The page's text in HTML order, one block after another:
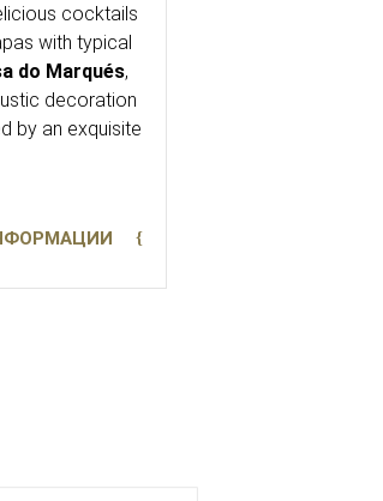
cocktails
with typical
do Marqués,
decoration
by an exquisite